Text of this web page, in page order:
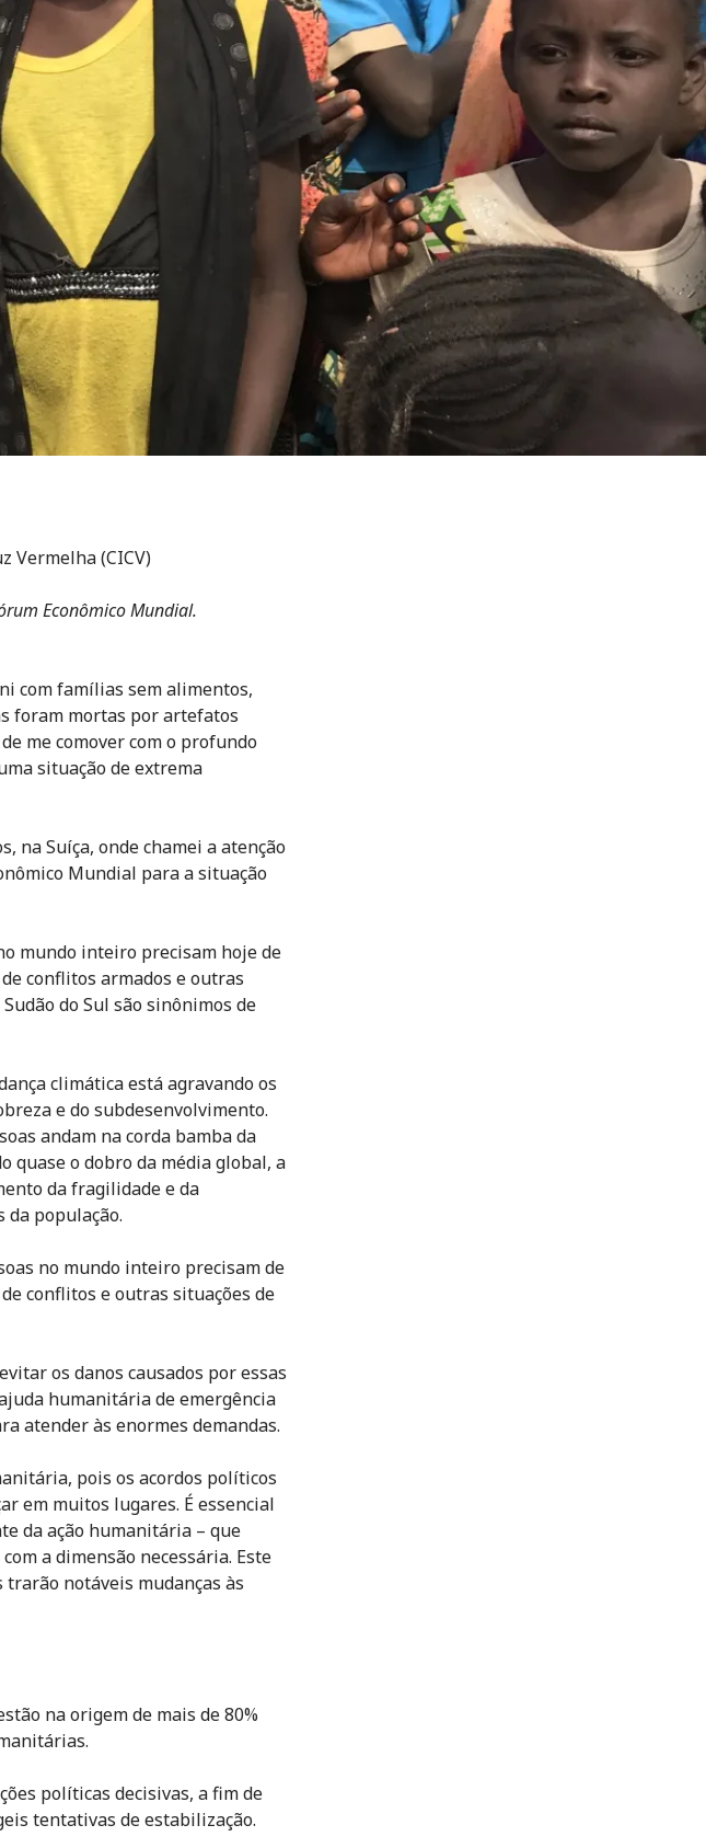
Vermelha (CICV)
Econômico Mundial.
com famílias sem alimentos,
foram mortas por artefatos
me comover com o profundo
situação de extrema
na Suíça, onde chamei a atenção
Mundial para a situação
mundo inteiro precisam hoje de
conflitos armados e outras
do Sul são sinônimos de
climática está agravando os
e do subdesenvolvimento.
andam na corda bamba da
quase o dobro da média global, a
da fragilidade e da
da população.
no mundo inteiro precisam de
conflitos e outras situações de
os danos causados por essas
humanitária de emergência
atender às enormes demandas.
pois os acordos políticos
em muitos lugares. É essencial
da ação humanitária – que
a dimensão necessária. Este
trarão notáveis mudanças às
na origem de mais de 80%
políticas decisivas, a fim de
tentativas de estabilização.